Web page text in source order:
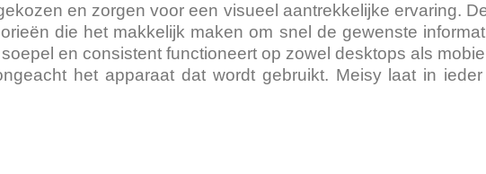
en zorgen voor een visueel aantrekkelijke ervaring.
die het makkelijk maken om snel de gewenste
en consistent functioneert op zowel desktops als
het apparaat dat wordt gebruikt. Meisy laat in